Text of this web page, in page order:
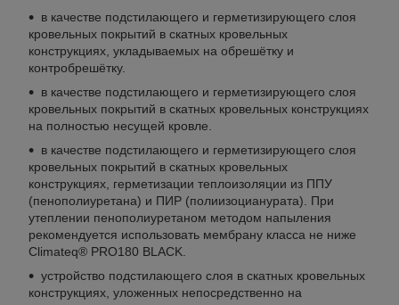
в качестве подстилающего и герметизирующего слоя
кровельных покрытий в скатных кровельных
конструкциях, укладываемых на обрешётку и
контробрешётку.
в качестве подстилающего и герметизирующего слоя
кровельных покрытий в скатных кровельных конструкциях
на полностью несущей кровле.
в качестве подстилающего и герметизирующего слоя
кровельных покрытий в скатных кровельных
конструкциях, герметизации теплоизоляции из ППУ
(пенополиуретана) и ПИР (полиизоцианурата). При
утеплении пенополиуретаном методом напыления
рекомендуется использовать мембрану класса не ниже
Climateq® PRO180 BLACK.
устройство подстилающего слоя в скатных кровельных
конструкциях, уложенных непосредственно на